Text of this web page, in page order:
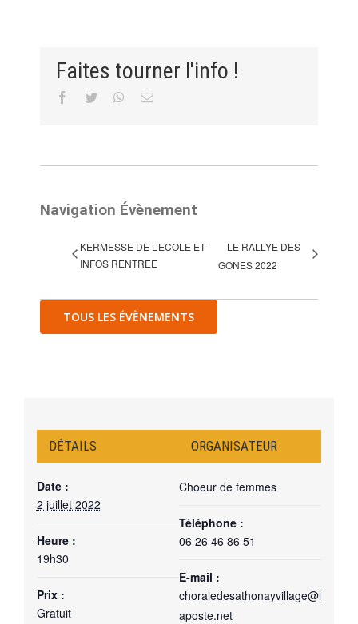
Faites tourner l'info !
Facebook
Twitter WhatsApp
Email
Navigation Évènement
KERMESSE DE L’ECOLE ET
INFOS RENTREE
LE RALLYE DES
GONES 2022
TOUS LES ÉVÈNEMENTS
DÉTAILS
Date :
2 juillet 2022
Heure :
19h30
Prix :
Gratuit
ORGANISATEUR
Choeur de femmes
Téléphone :
06 26 46 86 51
E-mail :
choraledesathonayvillage@l
aposte.net